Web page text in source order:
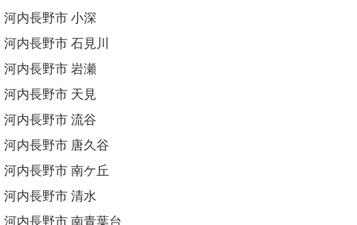
河内長野市 小深
河内長野市 石見川
河内長野市 岩瀬
河内長野市 天見
河内長野市 流谷
河内長野市 唐久谷
河内長野市 南ケ丘
河内長野市 清水
河内長野市 南青葉台